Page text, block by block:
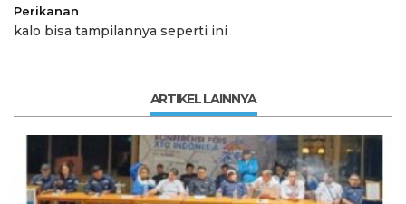
Perikanan
kalo bisa tampilannya seperti ini
ARTIKEL LAINNYA